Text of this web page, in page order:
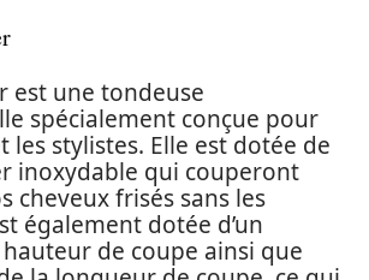
est une tondeuse
spécialement conçue pour
les stylistes. Elle est dotée de
inoxydable qui couperont
cheveux frisés sans les
également dotée d’un
de coupe ainsi que